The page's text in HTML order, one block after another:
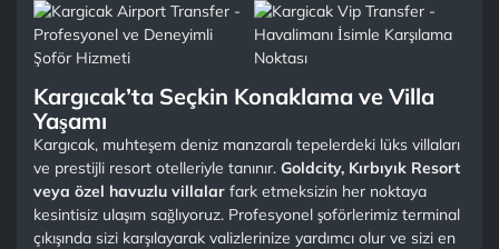
Kargıcak’ta Seçkin Konaklama ve Villa
Yaşamı
Kargıcak, muhteşem deniz manzaralı tepelerdeki lüks villaları
ve prestijli resort otelleriyle tanınır.Goldcity, Kırbıyık Resort
veya özel havuzlu villalar fark etmeksizin her noktaya
kesintisiz ulaşım sağlıyoruz. Profesyonel şoförlerimiz terminal
çıkışında sizi karşılayarak valizlerinize yardımcı olur ve sizi en